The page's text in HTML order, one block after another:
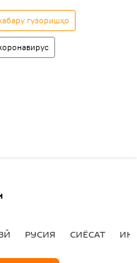
гузоришҳо
РУСИЯ СИЁСАТ